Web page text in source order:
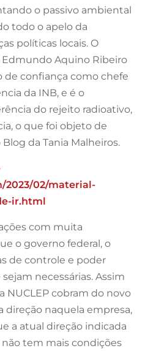
o passivo ambiental
todo o apelo da
políticas locais. O
Aquino Ribeiro
de confiança como chefe
da INB, e é o
do rejeito radioativo,
o que foi objeto de
da Tania Malheiros.
2023/02/material-
ir.html
com muita
o governo federal, o
de controle e poder
necessárias. Assim
NUCLEP cobram do novo
direção naquela empresa,
a atual direção indicada
tem mais condições